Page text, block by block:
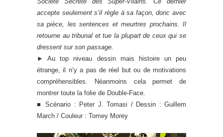
accepte seulement s’il règle à sa façon, donc avec
sa pièce, les sentences et meurtres prochains. Il
retourne au tribunal et tue la plupart de ceux qui se
dressent sur son passage.
► Au top niveau dessin mais histoire un peu
étrange, il n’y a pas de réel but ou de motivations
compréhensibles. Néanmoins cela permet de
montrer toute la folie de Double-Face.
■ Scénario : Peter J. Tomasi / Dessin : Guillem
March / Couleur : Tomey Morey